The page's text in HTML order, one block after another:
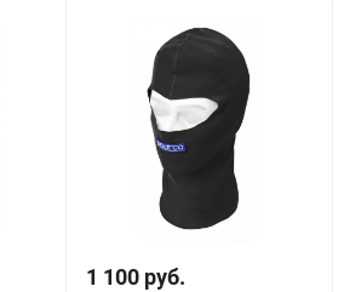
1 100 руб.